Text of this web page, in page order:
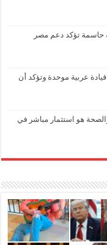
حاسمة تؤكد دعم مصر
عربية موحدة وتؤكد أن
والصحة هو استثمار مباشر في